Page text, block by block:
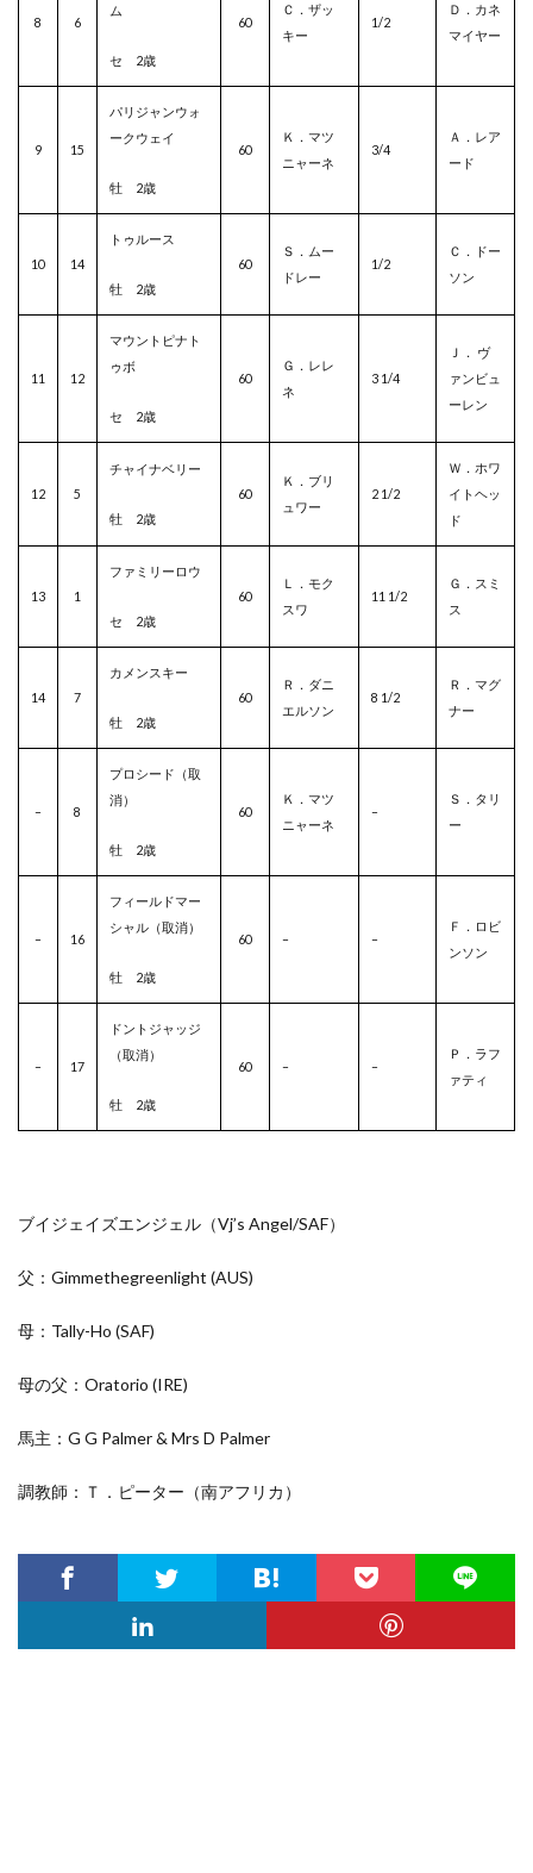
8 6
ム
セ 2歳
60
Ｃ．ザッ
キー
1/2
Ｄ．カネ
マイヤー
9 15
パリジャンウォ
ークウェイ
牡 2歳
60
Ｋ．マツ
ニャーネ
3/4
Ａ．レア
ード
10 14
トゥルース
牡 2歳
60
Ｓ．ムー
ドレー
1/2
Ｃ．ドー
ソン
11 12
マウントピナト
ゥボ
セ 2歳
60
Ｇ．レレ
ネ
3 1/4
Ｊ． ヴ
ァンビュ
ーレン
12 5
チャイナベリー
牡 2歳
60
Ｋ．ブリ
ュワー
2 1/2
Ｗ．ホワ
イトヘッ
ド
13 1
ファミリーロウ
セ 2歳
60
Ｌ．モク
スワ
11 1/2
Ｇ．スミ
ス
14 7
カメンスキー
牡 2歳
60
Ｒ．ダニ
エルソン
8 1/2
Ｒ．マグ
ナー
– 8
プロシード（取
消）
牡 2歳
60
Ｋ．マツ
ニャーネ
–
Ｓ．タリ
ー
– 16
フィールドマー
シャル（取消）
牡 2歳
60 – –
Ｆ．ロビ
ンソン
– 17
ドントジャッジ
（取消）
牡 2歳
60 – –
Ｐ．ラフ
ァティ
ブイジェイズエンジェル（Vj’s Angel/SAF）
父：Gimmethegreenlight (AUS)
母：Tally-Ho (SAF)
母の父：Oratorio (IRE)
馬主：G G Palmer & Mrs D Palmer
調教師：Ｔ．ピーター（南アフリカ）